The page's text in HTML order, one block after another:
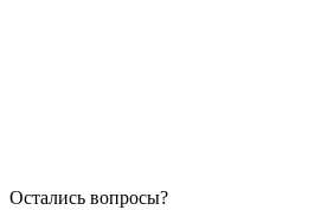
Остались вопросы?